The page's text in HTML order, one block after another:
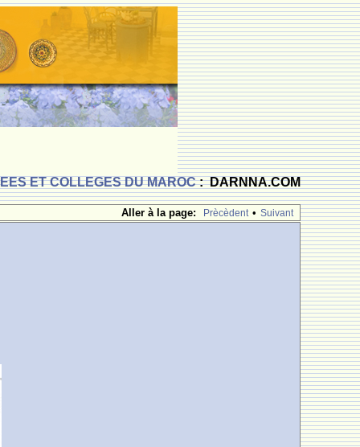
ET COLLEGES DU MAROC: DARNNA.COM
Aller à la page: Prècèdent • Suivant